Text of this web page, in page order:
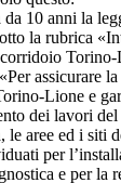
da 10 anni la
la rubrica
assicurare
Lione e
dei lavori
le aree ed i siti
per
e per la